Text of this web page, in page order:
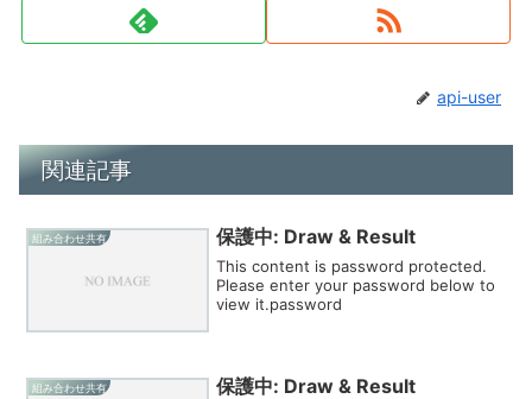
api-user
関連記事
組み合わせ共有 保護中: Draw & Result
This content is password protected.
Please enter your password below to
view it.password
組み合わせ共有 保護中: Draw & Result